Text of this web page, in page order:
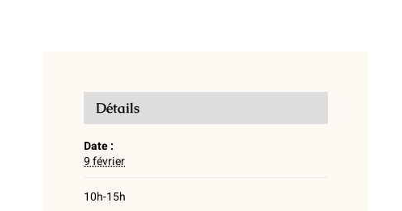
Détails
Date :
9 février
10h-15h